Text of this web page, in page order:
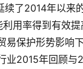
续了2014年以来
用率得到有效
易保护形势影
业2015年回顾与